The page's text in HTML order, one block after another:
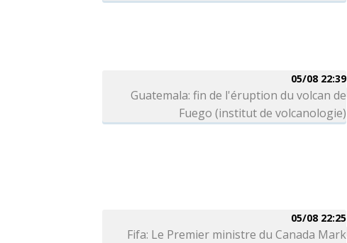
05/08 22:39
Guatemala: fin de l'éruption du volcan de
Fuego (institut de volcanologie)
05/08 22:25
Fifa: Le Premier ministre du Canada Mark